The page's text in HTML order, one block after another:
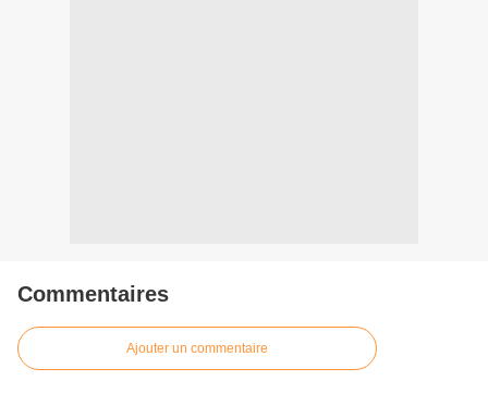
Commentaires
Ajouter un commentaire